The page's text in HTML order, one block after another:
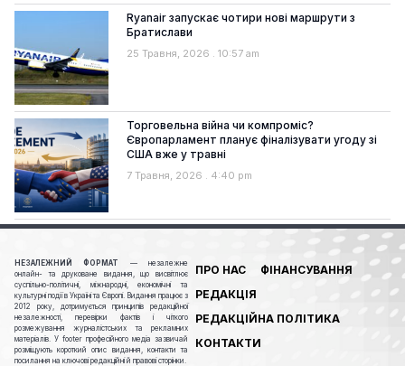
Ryanair запускає чотири нові маршрути з
Братислави
25 Травня, 2026 10:57 am
Торговельна війна чи компроміс?
Європарламент планує фіналізувати угоду зі
США вже у травні
7 Травня, 2026 4:40 pm
НЕЗАЛЕЖНИЙ ФОРМАТ
— незалежне
онлайн- та друковане видання, що висвітлює
суспільно-політичні, міжнародні, економічні та
культурні події в Україні та Європі. Видання працює з
2012 року, дотримується принципів редакційної
незалежності, перевірки фактів і чіткого
розмежування журналістських та рекламних
матеріалів. У footer професійного медіа зазвичай
розміщують короткий опис видання, контакти та
посилання на ключові редакційні й правові сторінки.
ПРО НАС
ФІНАНСУВАННЯ
РЕДАКЦІЯ
РЕДАКЦІЙНА ПОЛІТИКА
КОНТАКТИ